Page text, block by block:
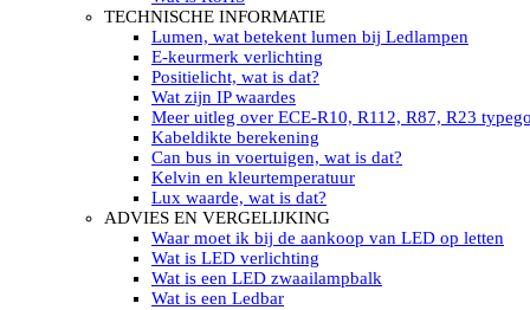
LED’s light PRO schijnwerpers 220V
LED High Bay verlichting 220V
Subcategorieën Led werkverlichting
LED SIGNALISATIE
Led Flitsers
Werkverlichting met Led flitsers
Led zwaailampbalk
Led Multi zwaailampbalk
Led flitsbalk compact
Traffic Advisors
Led zwaailicht
Accessoires signalering
Led signalisatie in Subcategorieën
LED KOPLAMPEN GEKEURD
Led koplampen inbouw
TECHNISCHE INFORMATIE
Lumen, wat betekent lumen bij Ledlampen
E-keurmerk verlichting
Positielicht, wat is dat?
Wat zijn IP waardes
Meer uitleg over ECE-R10, R112, R87, R23
Kabeldikte berekening
Can bus in voertuigen, wat is dat?
Kelvin en kleurtemperatuur
Lux waarde, wat is dat?
ADVIES EN VERGELIJKING
Waar moet ik bij de aankoop van LED op letten
Wat is LED verlichting
Wat is een LED zwaailampbalk
Wat is een Ledbar